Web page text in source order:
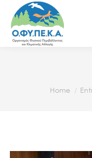
You are here:
Home